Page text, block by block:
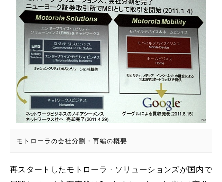
モトローラの会社分割・再編の概要
再スタートしたモトローラ・ソリューションズが国内で